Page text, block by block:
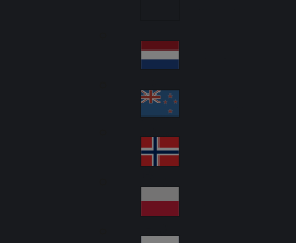
Lat
in
A
me
ric
a
Ne
the
rla
nd
s
Ne
w
Ze
ala
nd
No
rw
ay
Pol